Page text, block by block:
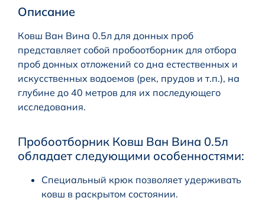
Описание
Ковш Ван Вина 0.5л для донных проб
представляет собой пробоотборник для отбора
проб донных отложений со дна естественных и
искусственных водоемов (рек, прудов и т.п.), на
глубине до 40 метров для их последующего
исследования.
Пробоотборник Ковш Ван Вина 0.5л
обладает следующими особенностями:
Специальный крюк позволяет удерживать
ковш в раскрытом состоянии.